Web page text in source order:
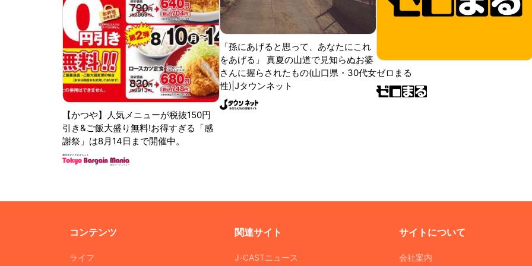
【かつや】人気メニューが税抜150円
引き&ご飯大盛り無料!お得すぎる「感
謝祭」は8月14日まで開催中。
「孫にあげると思って、あなたにこれ
をあげる」 真夏の山道で見知らぬお婆
さんに握らされたもの(山口県・30代女
性)|Jタウンネット
ゼロまる
コンテンツ
ライフ
関連サイト
J-CASTニュース
サイトについて
会社案内